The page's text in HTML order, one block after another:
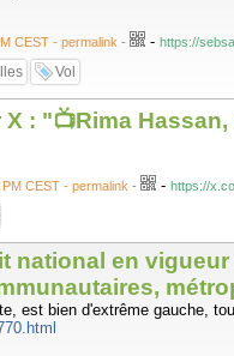
CEST - permalink - - https://
Vol
: "📺Rima
CEST - permalink - - https://
national en
est bien d'extrême gauche,